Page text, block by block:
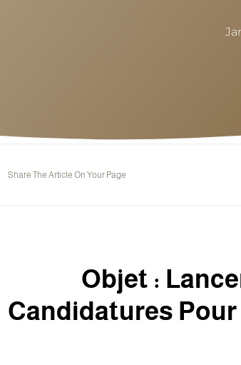
Share The Article On Your Page
Objet :
Candidatures